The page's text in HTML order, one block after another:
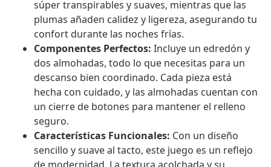
súper transpirables y suaves, mientras que las
plumas añaden calidez y ligereza, asegurando tu
confort durante las noches frías.
Componentes Perfectos: Incluye un edredón y
dos almohadas, todo lo que necesitas para un
descanso bien coordinado. Cada pieza está
hecha con cuidado, y las almohadas cuentan con
un cierre de botones para mantener el relleno
seguro.
Características Funcionales: Con un diseño
sencillo y suave al tacto, este juego es un reflejo